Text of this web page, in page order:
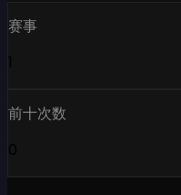
赛事
前十次数